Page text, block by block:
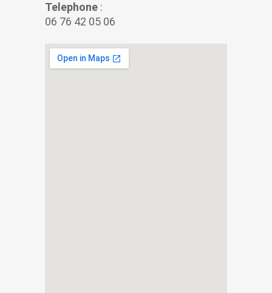
Telephone :
06 76 42 05 06